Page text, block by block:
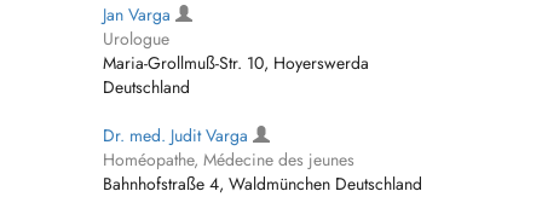
Jan Varga
Urologue
Maria-Grollmuß-Str. 10, Hoyerswerda
Deutschland
Dr. med. Judit Varga
Homéopathe, Médecine des jeunes
Bahnhofstraße 4, Waldmünchen Deutschland